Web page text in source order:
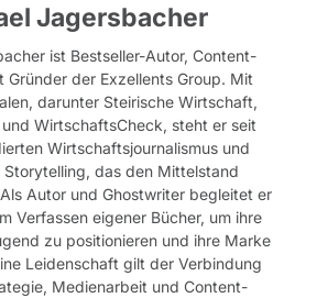
Jagersbacher
ist Bestseller-Autor, Content-
Gründer der Exzellents Group. Mit
darunter Steirische Wirtschaft,
WirtschaftsCheck, steht er seit
Wirtschaftsjournalismus und
Storytelling, das den Mittelstand
Autor und Ghostwriter begleitet er
Verfassen eigener Bücher, um ihre
zu positionieren und ihre Marke
Leidenschaft gilt der Verbindung
Medienarbeit und Content-